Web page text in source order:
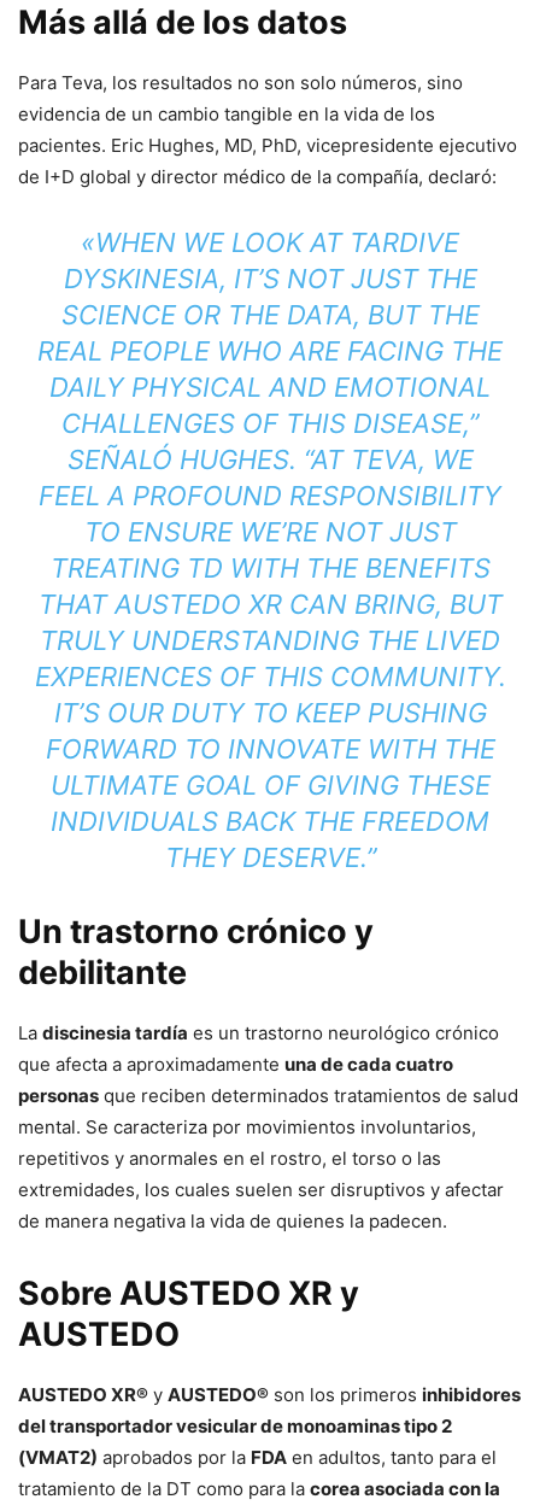
Más allá de los datos
Para Teva, los resultados no son solo números, sino
evidencia de un cambio tangible en la vida de los
pacientes. Eric Hughes, MD, PhD, vicepresidente ejecutivo
de I+D global y director médico de la compañía, declaró:
«WHEN WE LOOK AT TARDIVE
DYSKINESIA, IT’S NOT JUST THE
SCIENCE OR THE DATA, BUT THE
REAL PEOPLE WHO ARE FACING THE
DAILY PHYSICAL AND EMOTIONAL
CHALLENGES OF THIS DISEASE,”
SEÑALÓ HUGHES. “AT TEVA, WE
FEEL A PROFOUND RESPONSIBILITY
TO ENSURE WE’RE NOT JUST
TREATING TD WITH THE BENEFITS
THAT AUSTEDO XR CAN BRING, BUT
TRULY UNDERSTANDING THE LIVED
EXPERIENCES OF THIS COMMUNITY.
IT’S OUR DUTY TO KEEP PUSHING
FORWARD TO INNOVATE WITH THE
ULTIMATE GOAL OF GIVING THESE
INDIVIDUALS BACK THE FREEDOM
THEY DESERVE.”
Un trastorno crónico y
debilitante
La discinesia tardía es un trastorno neurológico crónico
que afecta a aproximadamente una de cada cuatro
personas que reciben determinados tratamientos de salud
mental. Se caracteriza por movimientos involuntarios,
repetitivos y anormales en el rostro, el torso o las
extremidades, los cuales suelen ser disruptivos y afectar
de manera negativa la vida de quienes la padecen.
Sobre AUSTEDO XR y
AUSTEDO
AUSTEDO XR® y AUSTEDO® son los primeros inhibidores
del transportador vesicular de monoaminas tipo 2
(VMAT2) aprobados por la FDA en adultos, tanto para el
tratamiento de la DT como para la corea asociada con la